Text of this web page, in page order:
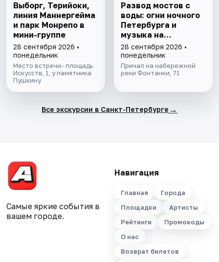
Выборг, Терийоки,
линия Маннергейма
и парк Монрепо в
мини-группе
28 сентября 2026 •
понедельник
Место встречи- площадь
Искусств, 1, у памятника
Пушкину
Развод мостов с
воды: огни ночного
Петербурга и
музыка на
теплоходе
28 сентября 2026 •
понедельник
Причал на набережной
реки Фонтанки, 71
Все экскурсии в Санкт-Петербурге →
Самые яркие события в
вашем городе.
Навигация
Главная
Города
Площадки
Артисты
Рейтинги
Промокоды
О нас
Возврат билетов